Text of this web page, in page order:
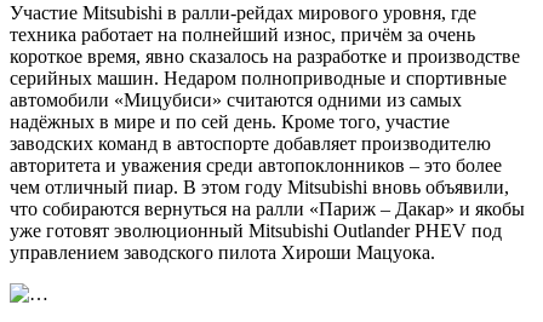
Участие Mitsubishi в ралли-рейдах мирового уровня, где
техника работает на полнейший износ, причём за очень
короткое время, явно сказалось на разработке и производстве
серийных машин. Недаром полноприводные и спортивные
автомобили «Мицубиси» считаются одними из самых
надёжных в мире и по сей день. Кроме того, участие
заводских команд в автоспорте добавляет производителю
авторитета и уважения среди автопоклонников – это более
чем отличный пиар. В этом году Mitsubishi вновь объявили,
что собираются вернуться на ралли «Париж – Дакар» и якобы
уже готовят эволюционный Mitsubishi Outlander PHEV под
управлением заводского пилота Хироши Мацуока.